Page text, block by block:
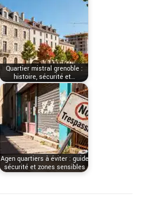
Quartier mistral grenoble :
histoire, sécurité et…
Agen quartiers à éviter : guide
sécurité et zones sensibles